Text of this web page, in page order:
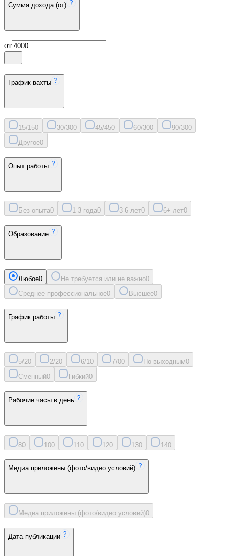
Сумма дохода (от)
от
График вахты
15/150 30/300 45/450 60/300 90/300
Другое0
Опыт работы
Без опыта0 1-3 года0 3-6 лет0 6+ лет0
Образование
Любое0 Не требуется или не важно0
Среднее профессиональное0 Высшее0
График работы
5/20 2/20 6/10 7/00 По выходным0
Сменный0 Гибкий0
Рабочие часы в день
80 100 11 0 120 130 140
Медиа приложены (фото/видео условий)
Медиа приложены (фото/видео условий)0
Дата публикации